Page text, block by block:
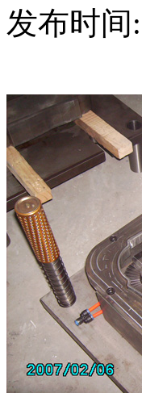
发布时间